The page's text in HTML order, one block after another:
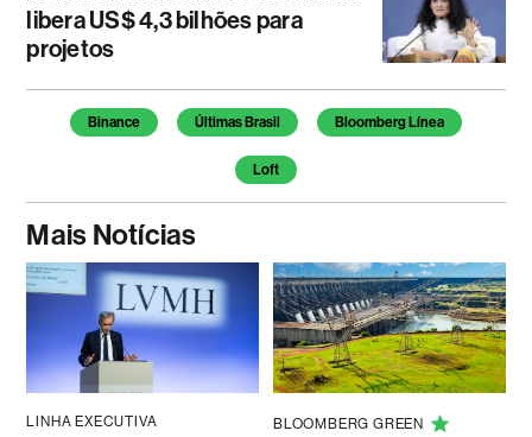
libera US$ 4,3 bilhões para
projetos
Temas deste artigo
Binance Últimas Brasil Bloomberg Línea
Loft
Mais Notícias
LINHA EXECUTIVA BLOOMBERG GREEN